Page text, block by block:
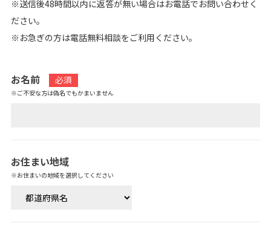
※送信後48時間以内に返答が無い場合はお電話でお問い合わせく
ださい。
※お急ぎの方は電話無料相談をご利用ください。
お名前 必須
※ご不安な方は偽名でもかまいません
お住まい地域
※お住まいの地域を選択してください